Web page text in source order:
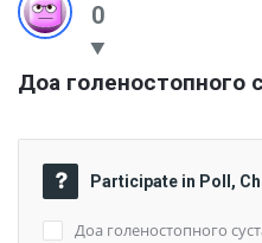
0
Доа голеностопного
Participate in Poll,
Доа голеностопного